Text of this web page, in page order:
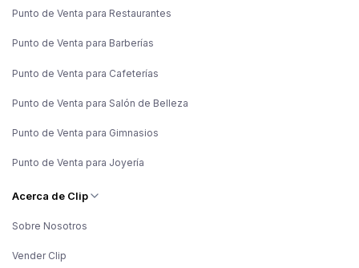
Punto de Venta para Restaurantes
Punto de Venta para Barberías
Punto de Venta para Cafeterías
Punto de Venta para Salón de Belleza
Punto de Venta para Gimnasios
Punto de Venta para Joyería
Acerca de Clip
Sobre Nosotros
Vender Clip